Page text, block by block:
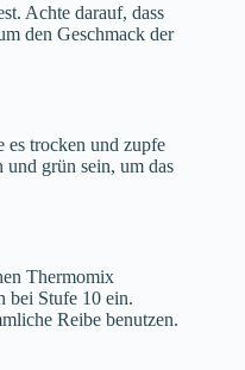
Achte darauf, dass
den Geschmack der
es trocken und zupfe
grün sein, um das
Thermomix
bei Stufe 10 ein.
Reibe benutzen.